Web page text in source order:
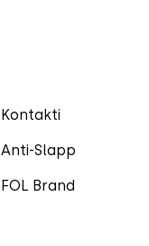
Kontakti
Anti-Slapp
FOL Brand